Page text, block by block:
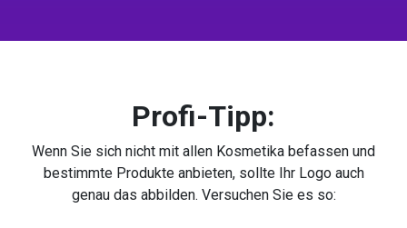
Profi-Tipp:
Wenn Sie sich nicht mit allen Kosmetika befassen und
bestimmte Produkte anbieten, sollte Ihr Logo auch
genau das abbilden. Versuchen Sie es so: